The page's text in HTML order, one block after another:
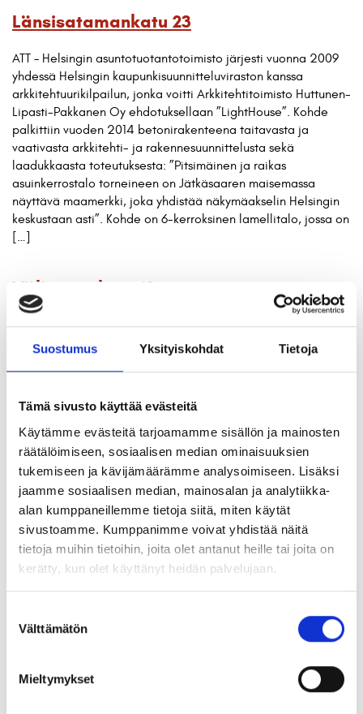
Suostumus Yksityiskohdat Tietoja
Tämä sivusto käyttää evästeitä
Käytämme evästeitä tarjoamamme sisällön ja mainosten
räätälöimiseen, sosiaalisen median ominaisuuksien
tukemiseen ja kävijämäärämme analysoimiseen. Lisäksi
jaamme sosiaalisen median, mainosalan ja analytiikka-
alan kumppaneillemme tietoja siitä, miten käytät
sivustoamme. Kumppanimme voivat yhdistää näitä
tietoja muihin tietoihin, joita olet antanut heille tai joita on
kerätty, kun olet käyttänyt heidän palvelujaan.
valinta
Välttämätön
Mieltymykset
Länsisatamankatu 23
ATT – Helsingin asuntotuotantotoimisto järjesti vuonna 2009
yhdessä Helsingin kaupunkisuunnitteluviraston kanssa
arkkitehtuurikilpailun, jonka voitti Arkkitehtitoimisto Huttunen-
Lipasti-Pakkanen Oy ehdotuksellaan ”LightHouse”. Kohde
palkittiin vuoden 2014 betonirakenteena taitavasta ja
vaativasta arkkitehti- ja rakennesuunnittelusta sekä
laadukkaasta toteutuksesta: ”Pitsimäinen ja raikas
asuinkerrostalo torneineen on Jätkäsaaren maisemassa
näyttävä maamerkki, joka yhdistää näkymäakselin Helsingin
keskustaan asti”. Kohde on 6-kerroksinen lamellitalo, jossa on
[…]
Välimerenkatu 13
Malta-talo on ensimmäinen ryhmärakennuttamalla toteutettu
kerrostalo Suomessa vuosikymmeniin. Rakennuttajana toimi
asukkaiden perustama asunto-osakeyhtiö. Maltan asukkaat
vastaamaan yhteiselämän tarpeita. Malta on paitsi talo myös
yhteisö, jonka tavoitteena on tehdä elämä asukkaille
helpommaksi, halvemmaksi ja hauskemmaksi. Malta-
talohanke lähti liikkeelle vuonna 2007. Unelmista käynnistyi
[…]
Saukonpaadenranta 14-16
Asunto Oy Saukonpaaden Merituuli ja Asunto Oy Helsingin
Ruori sijaitsevat saman sisäpihan ympärillä. Korttelin
Saukonpaadenpuisto. Taloyhtiöiden suunnittelutyön pohjana
Jaakkola Oy:n ehdotus ”Vesihiisi”. Talot sisältävät
vapaarahoitteisia omistusasuntoja, joiden koot vaihtelevat